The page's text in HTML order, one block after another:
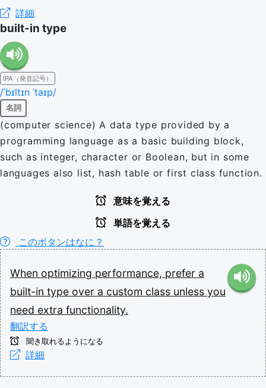
詳細
built-in type
IPA（発音記号）
/ˈbɪltɪn ˈtaɪp/
名詞
(computer science) A data type provided by a
programming language as a basic building block,
such as integer, character or Boolean, but in some
languages also list, hash table or first class function.
意味を覚える
単語を覚える
このボタンはなに？
When optimizing performance, prefer a
built-in type over a custom class unless you
need extra functionality.
翻訳する
聞き取れるようになる
詳細